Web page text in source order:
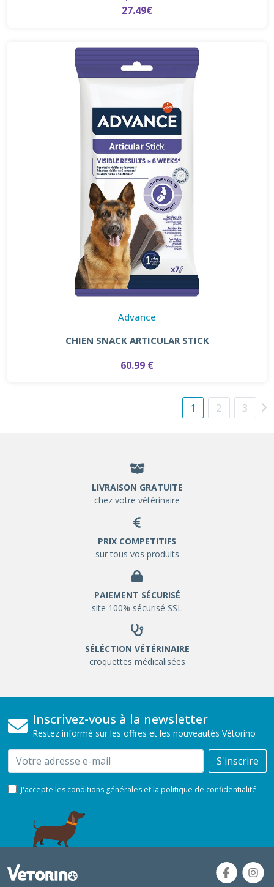
27.49€
Advance
CHIEN SNACK ARTICULAR STICK
60.99 €
1 2 3
LIVRAISON GRATUITE
chez votre vétérinaire
PRIX COMPETITIFS
sur tous vos produits
PAIEMENT SÉCURISÉ
site 100% sécurisé SSL
SÉLÉCTION VÉTÉRINAIRE
croquettes médicalisées
Inscrivez-vous à la newsletter
Restez informé sur les offres et les nouveautés Vétorino
Email S'inscrire
J'accepte les conditions générales et la politique de confidentialité